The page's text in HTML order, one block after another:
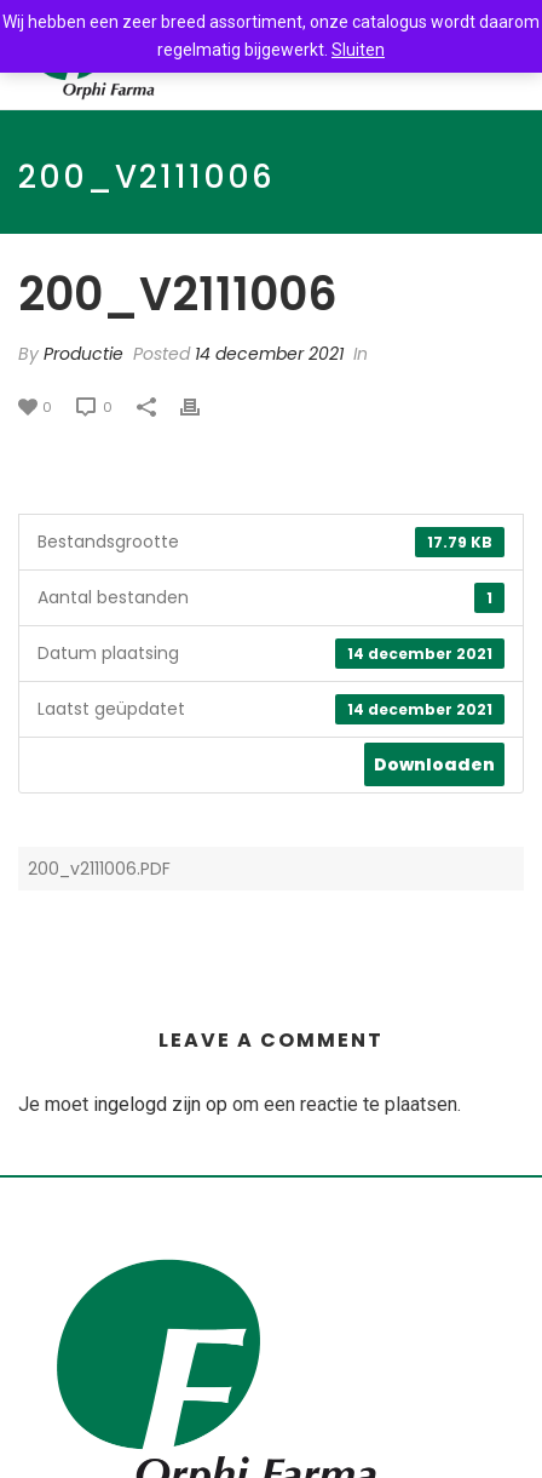
200_V2111006
200_V2111006
By Productie Posted 14 december 2021 In
0 0
17.79 KB
Bestandsgrootte
1
Aantal bestanden
14 december 2021
Datum plaatsing
14 december 2021
Laatst geüpdatet
Downloaden
200_v2111006.PDF
LEAVE A COMMENT
Je moet ingelogd zijn op om een reactie te plaatsen.
Wij hebben een zeer breed assortiment, onze catalogus wordt daarom
regelmatig bijgewerkt. Sluiten